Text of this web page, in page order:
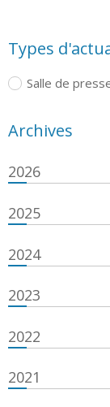
Types
Salle de
Archives
2026
2025
2024
2023
2022
2021